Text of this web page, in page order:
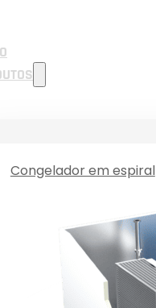
Congelador em espiral